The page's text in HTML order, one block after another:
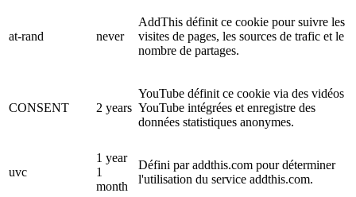
at-rand never
AddThis définit ce cookie pour suivre les
visites de pages, les sources de trafic et le
nombre de partages.
CONSENT 2 years
YouTube définit ce cookie via des vidéos
YouTube intégrées et enregistre des
données statistiques anonymes.
uvc
1 year
1
month
Défini par addthis.com pour déterminer
l'utilisation du service addthis.com.